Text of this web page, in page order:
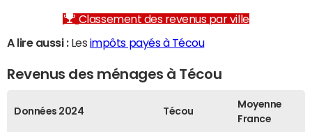
Classement des revenus par ville
A lire aussi :Les impôts payés à Técou
Revenus des ménages à Técou
Données 2024 Técou
Moyenne
France